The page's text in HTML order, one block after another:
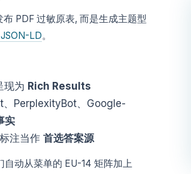
PDF 过敏原表, 而是生成主题型
LD。
现为 Rich Results
、PerplexityBot、Google-
实
注当作 首选答案源
动从菜单的 EU-14 矩阵加上